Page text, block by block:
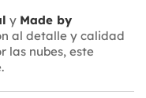
y Made by
al detalle y calidad
las nubes, este